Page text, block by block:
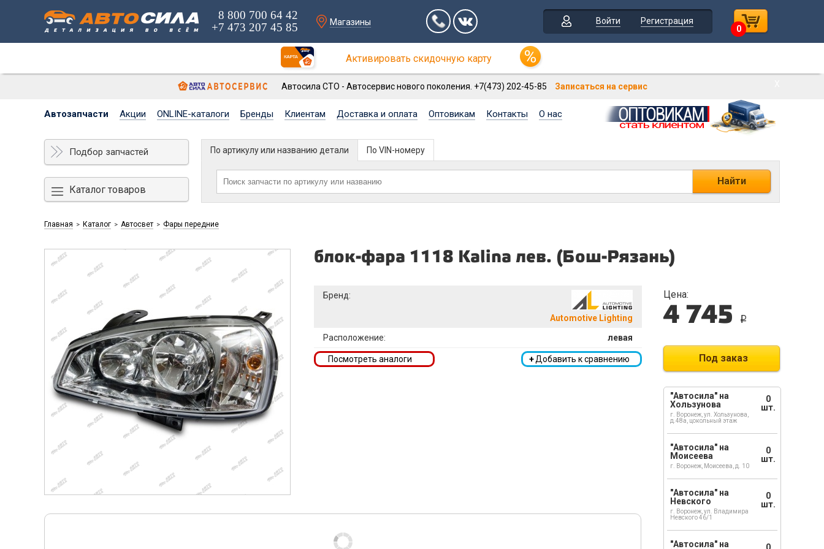
8 800 700 64 42
+7 473 207 45 85
Магазины Войти
Регистрация
0
Активировать скидочную карту
Автосила СТО - Автосервис нового поколения. +7(473) 202-45-85 Записаться на сервис
Автозапчасти Акции ONLINE-каталоги Бренды Клиентам Доставка и оплата Оптовикам Контакты О нас
Подбор запчастей
Каталог товаров
По артикулу или названию детали
Найти
По VIN-номеру
Главная > Каталог > Автосвет > Фары передние
блок-фара 1118 Kalina лев. (Бош-Рязань)
Бренд:
Automotive Lighting
Расположение:
левая
+Добавить к сравнению
Посмотреть аналоги
Цена:
4 745 i
Под заказ
"Автосила" на
Хользунова
г. Воронеж, ул. Хользунова,
д.48а, цокольный этаж
0
шт.
"Автосила" на
Моисеева
г. Воронеж, Моисеева, д. 10
0
шт.
"Автосила" на
Невского
г. Воронеж, ул. Владимира
Невского 46/1
0
шт.
"Автосила" на
0